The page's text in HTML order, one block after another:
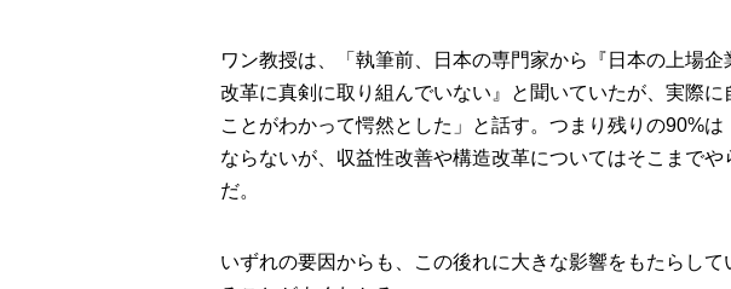
ワン教授は、「執筆前、日本の専門家から『日本の上場
改革に真剣に取り組んでいない』と聞いていたが、実際
ことがわかって愕然とした」と話す。つまり残りの90%
ならないが、収益性改善や構造改革についてはそこまで
だ。
いずれの要因からも、この後れに大きな影響をもたらし